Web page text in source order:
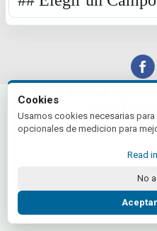
Cookies
Usamos cookies necesarias
opcionales de medicion para
Read
No